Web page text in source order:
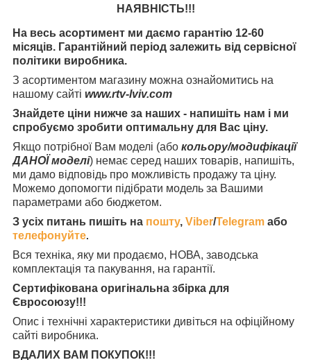
НАЯВНІСТЬ!!!
На весь асортимент ми даємо гарантію 12-60
місяців. Гарантійний період залежить від сервісної
політики виробника.
З асортиментом магазину можна ознайомитись на
нашому сайті www.rtv-lviv.com
Знайдете ціни нижче за наших - напишіть нам і ми
спробуємо зробити оптимальну для Вас ціну.
Якщо потрібної Вам моделі (або кольору/модифікації
ДАНОЇ моделі) немає серед наших товарів, напишіть,
ми дамо відповідь про можливість продажу та ціну.
Можемо допомогти підібрати модель за Вашими
параметрами або бюджетом.
З усіх питань пишіть на пошту, Viber/Telegram або
телефонуйте.
Вся техніка, яку ми продаємо, НОВА, заводська
комплектація та пакування, на гарантії.
Сертифікована оригінальна збірка для
Євросоюзу!!!
Опис і технічні характеристики дивіться на офіційному
сайті виробника.
ВДАЛИХ ВАМ ПОКУПОК!!!